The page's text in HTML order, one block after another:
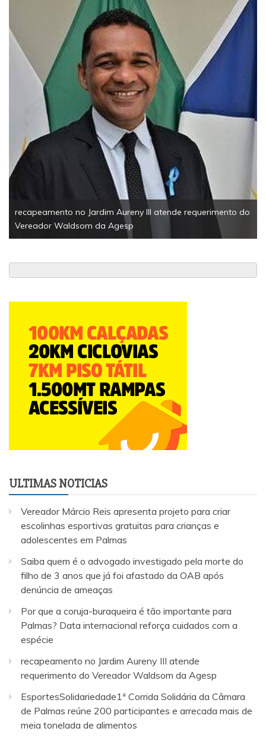
do
EsportesSolidariedade1ª Corrida Solidária da
Palmas reúne 200 participantes e arrecada mais de
tonelada de alimentos
ULTIMAS NOTICIAS
Vereador Márcio Reis apresenta projeto para criar
escolinhas esportivas gratuitas para crianças e
adolescentes em Palmas
Saiba quem é o advogado investigado pela morte do
filho de 3 anos que já foi afastado da OAB após
denúncia de ameaças
Por que a coruja-buraqueira é tão importante para
Palmas? Data internacional reforça cuidados com a
espécie
recapeamento no Jardim Aureny III atende
requerimento do Vereador Waldsom da Agesp
EsportesSolidariedade1ª Corrida Solidária da Câmara
de Palmas reúne 200 participantes e arrecada mais de
meia tonelada de alimentos